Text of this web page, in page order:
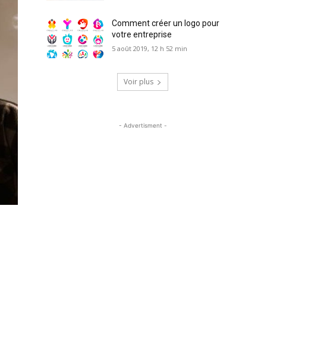
Comment créer un logo pour
votre entreprise
5 août 2019, 12 h 52 min
Voir plus
- Advertisment -